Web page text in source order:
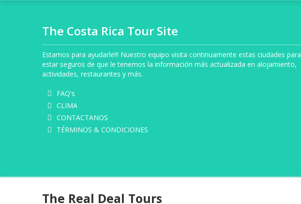
The Costa Rica Tour Site
Estamos para ayudarle!!! Nuestro equipo visita continuamente estas ciudades para
estar seguros de que le tenemos la información más actualizada en alojamiento,
actividades, restaurantes y más.
FAQ's
CLIMA
CONTACTANOS
TÉRMINOS & CONDICIONES
The Real Deal Tours